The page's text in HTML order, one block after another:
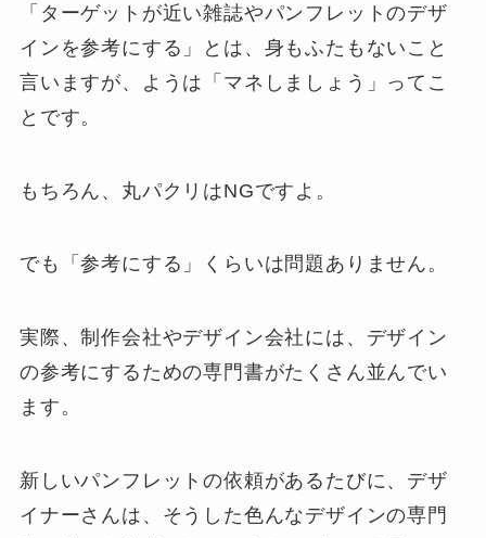
「ターゲットが近い雑誌やパンフレットのデザ
インを参考にする」とは、身もふたもないこと
言いますが、ようは「マネしましょう」ってこ
とです。
もちろん、丸パクリはNGですよ。
でも「参考にする」くらいは問題ありません。
実際、制作会社やデザイン会社には、デザイン
の参考にするための専門書がたくさん並んでい
ます。
新しいパンフレットの依頼があるたびに、デザ
イナーさんは、そうした色んなデザインの専門